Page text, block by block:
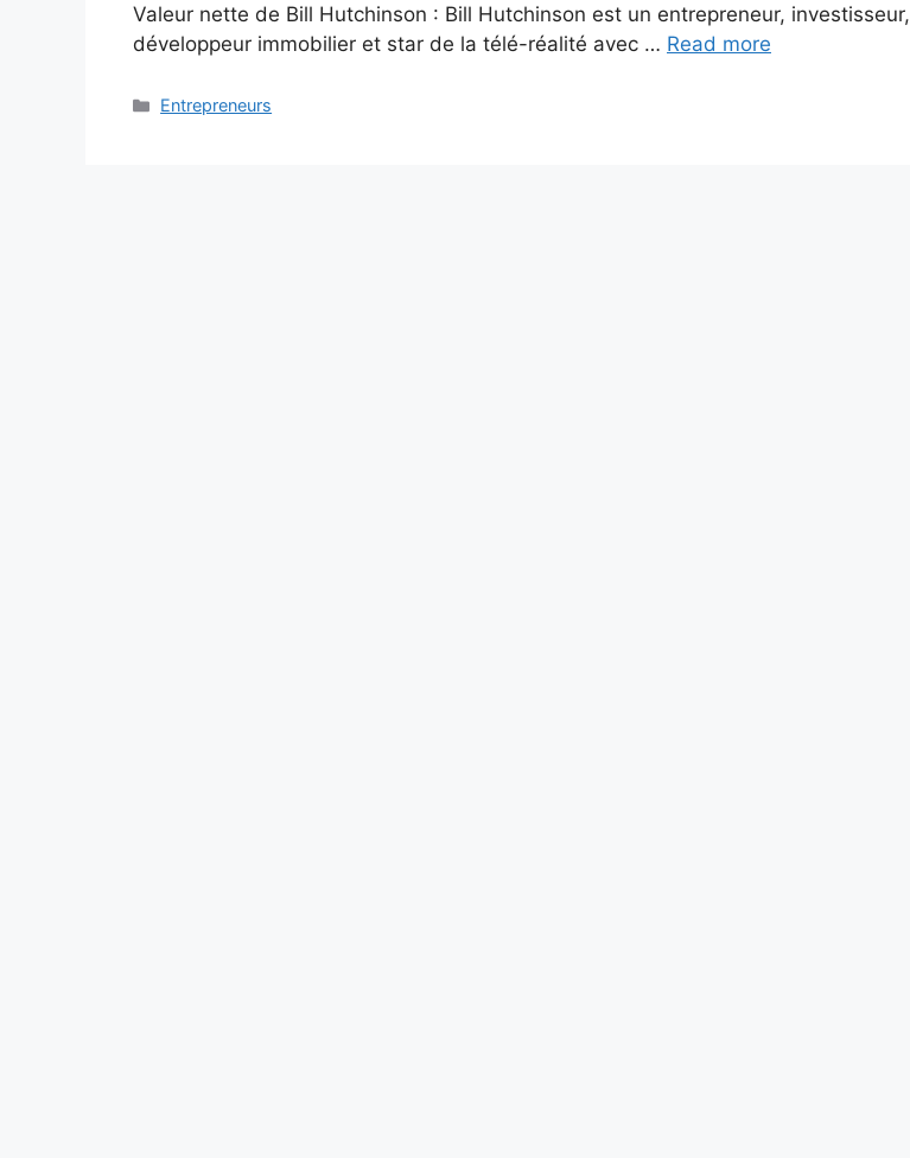
Valeur nette de Bill Hutchinson : Bill Hutchinson est un entrepreneur, investisseur,
développeur immobilier et star de la télé-réalité avec … Read more
Categories
Entrepreneurs